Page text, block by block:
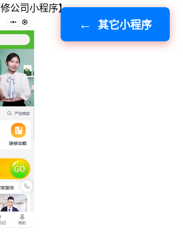
其它小程序
公司小程序】